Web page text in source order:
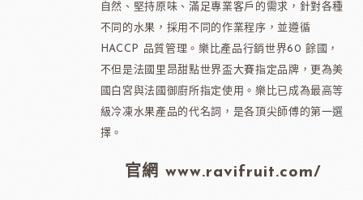
自然、堅持原味、滿足專業客戶的需求，針對各種
不同的水果，採用不同的作業程序，並遵循
HACCP 品質管理。樂比產品行銷世界60 餘國，
不但是法國里昂甜點世界盃大賽指定品牌，更為美
國白宮與法國御廚所指定使用。樂比已成為最高等
級冷凍水果產品的代名詞，是各頂尖師傅的第一選
擇。
官網 www.ravifruit.com/